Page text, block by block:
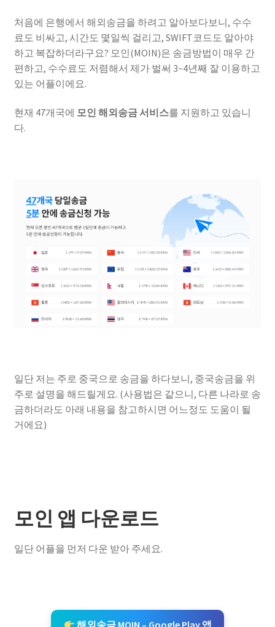
처음에 은행에서 해외송금을 하려고 알아보다보니, 수수
료도 비싸고, 시간도 몇일씩 걸리고, SWIFT코드도 알아야
하고 복잡하더라구요? 모인(MOIN)은 송금방법이 매우 간
편하고, 수수료도 저렴해서 제가 벌써 3~4년째 잘 이용하고
있는 어플이에요.
현재 47개국에 모인 해외송금 서비스를 지원하고 있습니
다.
일단 저는 주로 중국으로 송금을 하다보니, 중국송금을 위
주로 설명을 해드릴게요. (사용법은 같으니, 다른 나라로 송
금하더라도 아래 내용을 참고하시면 어느정도 도움이 될
거에요)
모인 앱 다운로드
일단 어플을 먼저 다운 받아 주세요.